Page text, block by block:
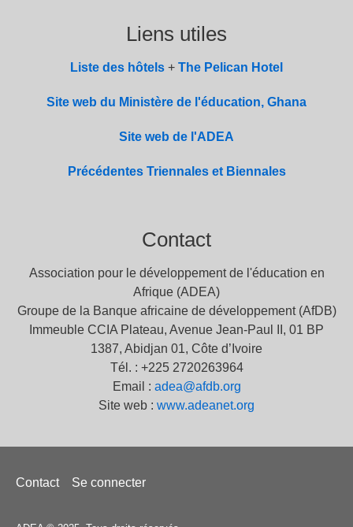
Liens utiles
Liste des hôtels + The Pelican Hotel
Site web du Ministère de l'éducation, Ghana
Site web de l'ADEA
Précédentes Triennales et Biennales
Contact
Association pour le développement de l'éducation en
Afrique (ADEA)
Groupe de la Banque africaine de développement (AfDB)
Immeuble CCIA Plateau, Avenue Jean-Paul II, 01 BP
1387, Abidjan 01, Côte d’Ivoire
Tél. : +225 2720263964
Email : adea@afdb.org
Site web : www.adeanet.org
Menu
de
Contact Se connecter